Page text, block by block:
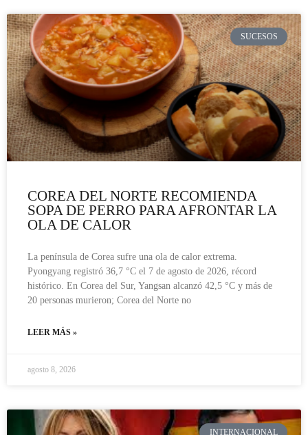
SUCESOS
COREA DEL NORTE RECOMIENDA
SOPA DE PERRO PARA AFRONTAR LA
OLA DE CALOR
La península de Corea sufre una ola de calor extrema.
Pyongyang registró 36,7 °C el 7 de agosto de 2026, récord
histórico. En Corea del Sur, Yangsan alcanzó 42,5 °C y más de
20 personas murieron; Corea del Norte no
LEER MÁS »
agosto 8, 2026
INTERNACIONAL